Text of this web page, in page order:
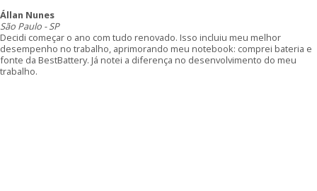
Állan Nunes
São Paulo - SP
Decidi começar o ano com tudo renovado. Isso incluiu meu melhor
desempenho no trabalho, aprimorando meu notebook: comprei bateria e
fonte da BestBattery. Já notei a diferença no desenvolvimento do meu
trabalho.